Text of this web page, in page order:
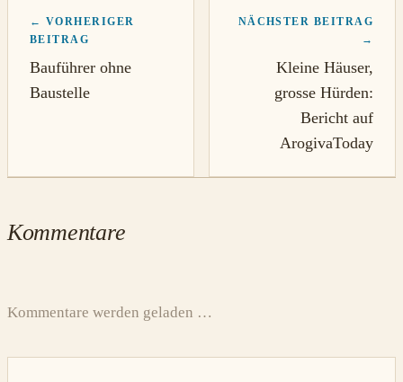
← VORHERIGER
BEITRAG
Bauführer ohne
Baustelle
NÄCHSTER BEITRAG
→
Kleine Häuser,
grosse Hürden:
Bericht auf
ArogivaToday
Kommentare
Kommentare werden geladen …